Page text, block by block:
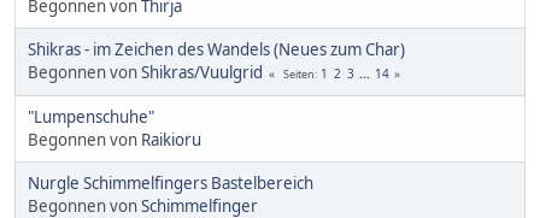
Begonnen vonThirja
Shikras - im Zeichen des Wandels (Neues zum Char)
Begonnen vonShikras/Vuulgrid Seiten 1 2 3 ... 14
"Lumpenschuhe"
Begonnen von Raikioru
Nurgle Schimmelfingers Bastelbereich
Begonnen vonSchimmelfinger